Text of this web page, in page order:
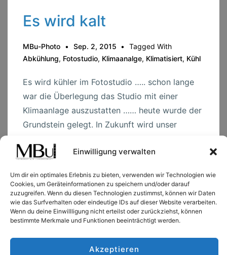
Einwilligung verwalten
Um dir ein optimales Erlebnis zu bieten, verwenden wir Technologien wie
Cookies, um Geräteinformationen zu speichern und/oder darauf
zuzugreifen. Wenn du diesen Technologien zustimmst, können wir Daten
wie das Surfverhalten oder eindeutige IDs auf dieser Website verarbeiten.
Wenn du deine Einwillligung nicht erteilst oder zurückziehst, können
bestimmte Merkmale und Funktionen beeinträchtigt werden.
Akzeptieren
Es wird kalt
MBu-Photo Sep. 2, 2015
Tagged With
Abkühlung, Fotostudio, Klimaanalge, Klimatisiert, Kühl
Es wird kühler im Fotostudio ….. schon lange
war die Überlegung das Studio mit einer
Klimaanlage auszustatten …… heute wurde der
Grundstein gelegt. In Zukunft wird unser
Tagen wird dafür das Arbeiten deutlich
Es
wird
kalt
Read more →